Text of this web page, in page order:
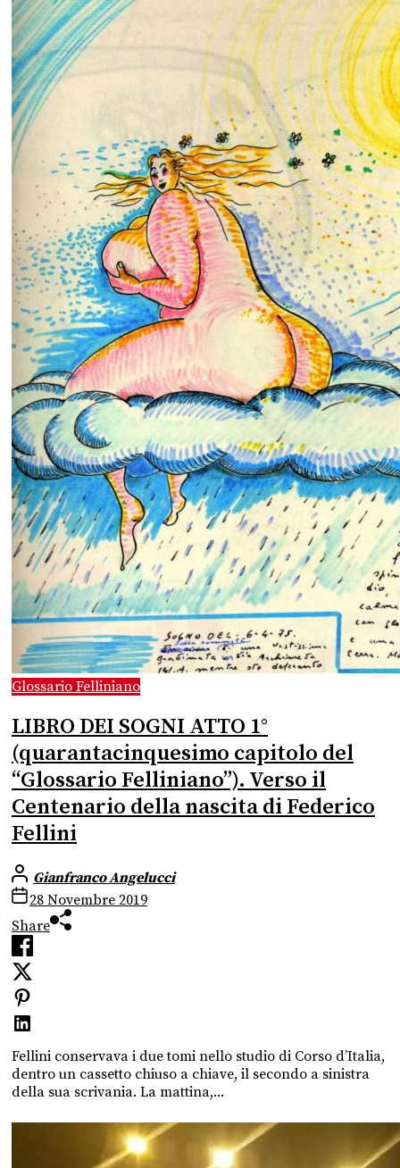
Glossario Felliniano
LIBRO DEI SOGNI ATTO 1°
(quarantacinquesimo capitolo del
“Glossario Felliniano”). Verso il
Centenario della nascita di Federico
Fellini
Gianfranco Angelucci
28 Novembre 2019
Share
Fellini conservava i due tomi nello studio di Corso d’Italia,
dentro un cassetto chiuso a chiave, il secondo a sinistra
della sua scrivania. La mattina,...